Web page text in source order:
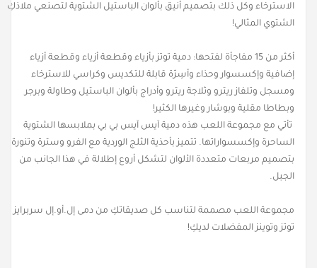
الاسترخاء وكل ذلك بتصميم أنيق بألوان الباستيل الشتوية لتصنعي ملاذكِ
الشتوي المثالي!
أكثر من 15 مفاجأة لفتحها: دمية توتز بأزياء وقطعة أزياء وقطعة أزياء
إضافية وإكسسوار وحذاء وأسِرّة قابلة للتكديس وكراسي للاسترخاء
ومسجل وتلفاز ريترو وثلاجة ريترو وأدراج بألوان الباستيل وطاولة وبرجر
وبطاطا مقلية وبوشار وغيرها الكثير!
تأتي مع مجموعة اللعب هذه دمية آيس آيس بي بي بملابسها الشتوية
الساحرة وإكسسواراتها. تتميز بأحذية الثلج الوردية مع الفرو وسترة وتنورة
بتصميم مربعات متعددة الألوان لتشكل أروع إطلالة في هذا الجانب من
الجبل.
مجموعة اللعب مصممة لتناسب كل صديقاتكِ من دمى إل.أو.إل سربرايز
توتز وتوينز المفضلات لديكِ!